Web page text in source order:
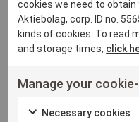
Hamid Yaagoubi är född
en bakgrund som
investeringsverksamhet.
aktieägare.
cookies we need to
Aktiebolag, corp. ID no.
kinds of cookies. To read
and storage times, click
Manage your
Necessary cookies